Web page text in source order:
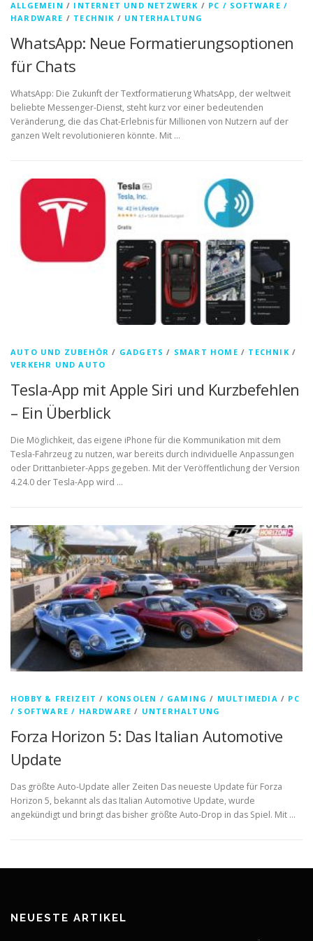
ALLGEMEIN / INTERNET UND NETZWERK / PC / SOFTWARE /
HARDWARE / TECHNIK / UNTERHALTUNG
WhatsApp: Neue Formatierungsoptionen
für Chats
WhatsApp: Die Zukunft der Textformatierung WhatsApp, der weltweit
beliebte Messenger-Dienst, steht kurz vor einer bedeutenden
Veränderung, die das Chat-Erlebnis für Millionen von Nutzern auf der
ganzen Welt revolutionieren könnte. Mit …
AUTO UND ZUBEHÖR / GADGETS / SMART HOME / TECHNIK /
VERKEHR UND AUTO
Tesla-App mit Apple Siri und Kurzbefehlen
– Ein Überblick
Die Möglichkeit, das eigene iPhone für die Kommunikation mit dem
Tesla-Fahrzeug zu nutzen, war bereits durch individuelle Anpassungen
oder Drittanbieter-Apps gegeben. Mit der Veröffentlichung der Version
4.24.0 der Tesla-App wird …
HOBBY & FREIZEIT / KONSOLEN / GAMING / MULTIMEDIA / PC
/ SOFTWARE / HARDWARE / UNTERHALTUNG
Forza Horizon 5: Das Italian Automotive
Update
Das größte Auto-Update aller Zeiten Das neueste Update für Forza
Horizon 5, bekannt als das Italian Automotive Update, wurde
angekündigt und bringt das bisher größte Auto-Drop in das Spiel. Mit …
NEUESTE ARTIKEL